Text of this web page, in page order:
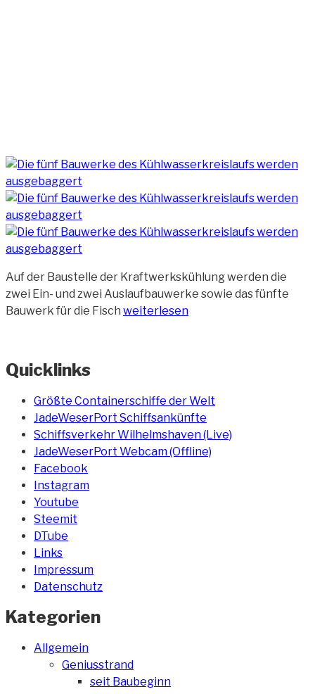
Auf der Baustelle der Kraftwerkskühlung werden die
zwei Ein- und zwei Auslaufbauwerke sowie das fünfte
Bauwerk für die Fisch „Baustelle
weiterlesen
Quicklinks
Größte Containerschiffe der Welt
JadeWeserPort Schiffsankünfte
Schiffsverkehr Wilhelmshaven (Live)
JadeWeserPort Webcam (Offline)
Facebook
Instagram
Youtube
Steemit
DTube
Links
Impressum
Datenschutz
Kategorien
Allgemein
Geniusstrand
seit Baubeginn